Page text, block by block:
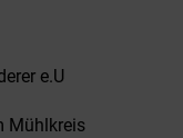
e.U
Mühlkreis